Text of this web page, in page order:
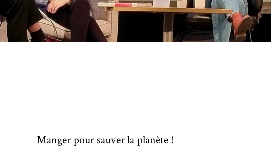
MON COMPTE
Manger pour sauver la planète !